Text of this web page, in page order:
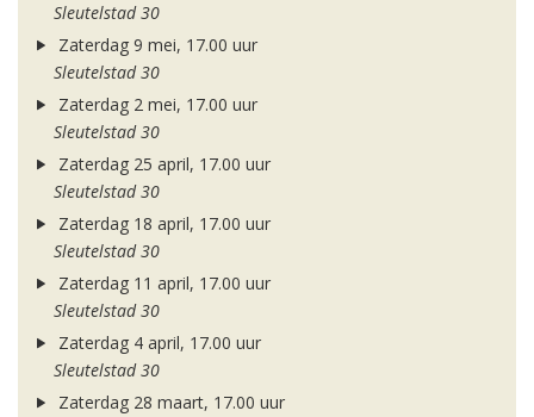
Sleutelstad 30
Zaterdag 9 mei, 17.00 uur
Sleutelstad 30
Zaterdag 2 mei, 17.00 uur
Sleutelstad 30
Zaterdag 25 april, 17.00 uur
Sleutelstad 30
Zaterdag 18 april, 17.00 uur
Sleutelstad 30
Zaterdag 11 april, 17.00 uur
Sleutelstad 30
Zaterdag 4 april, 17.00 uur
Sleutelstad 30
Zaterdag 28 maart, 17.00 uur